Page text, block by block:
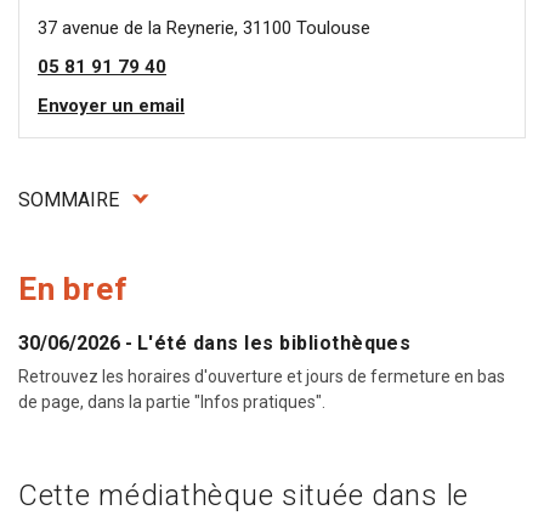
37 avenue de la Reynerie, 31100 Toulouse
05 81 91 79 40
Envoyer un email
SOMMAIRE
En bref
30/06/2026 - L'été dans les bibliothèques
Retrouvez les horaires d'ouverture et jours de fermeture en bas
de page, dans la partie "Infos pratiques".
Cette médiathèque située dans le